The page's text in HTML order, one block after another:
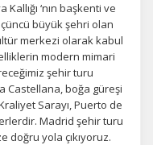
‘nın başkenti ve
büyük şehri olan
merkezi olarak kabul
modern mimari
şehir turu
Castellana, boğa güreşi
Sarayı, Puerto de
Madrid şehir turu
doğru yola çıkıyoruz.